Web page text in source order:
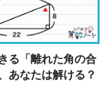
る「離れた角の合
あなたは解ける？